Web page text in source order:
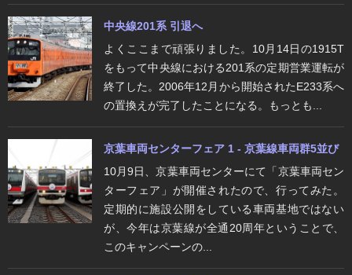
中央線201系 引退へ
よくここまで頑張りました。10月14日の1915T
をもって中央線における201系の定期営業運転が
終了した。2006年12月から開始されたE233系へ
の置換えが完了したことになる。もっとも...
京葉車両センターフェア 1 - 京葉線車両群5並び
10月9日、京葉車両センターにて「京葉車両セン
ターフェア」が開催されたので、行ってみた。
定期的に施設公開をしている車両基地ではない
が、今年は京葉線が全通20周年ということで、
このキャンペーンの...